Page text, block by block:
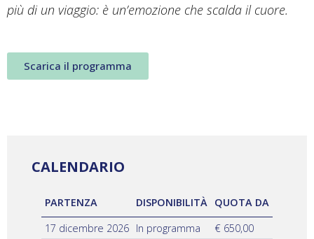
più di un viaggio: è un’emozione che scalda il cuore.
Scarica il programma
CALENDARIO
PARTENZA DISPONIBILITÀ
QUOTA DA
17 dicembre 2026 In programma € 650,00